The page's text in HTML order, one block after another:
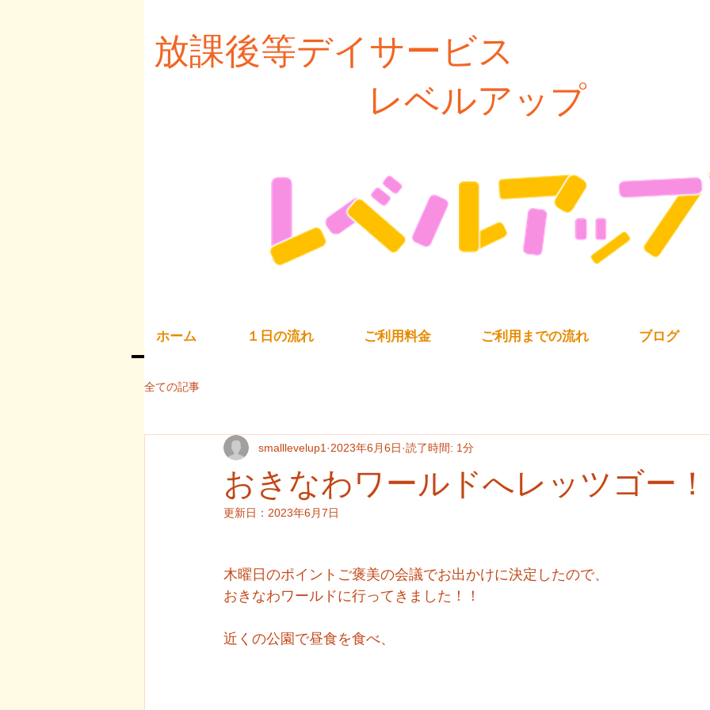
放課後等デイサービス
レベルアップ
ホーム １日の流れ ご利用料金 ご利用までの流れ ブログ
全ての記事
おきなわワールドへレッツゴー
smalllevelup1 2023年6月6日 読了時間: 1分
更新日： 2023年6月7日
木曜日のポイントご褒美の会議でお出かけに決定したので、
おきなわワールドに行ってきました！！
近くの公園で昼食を食べ、